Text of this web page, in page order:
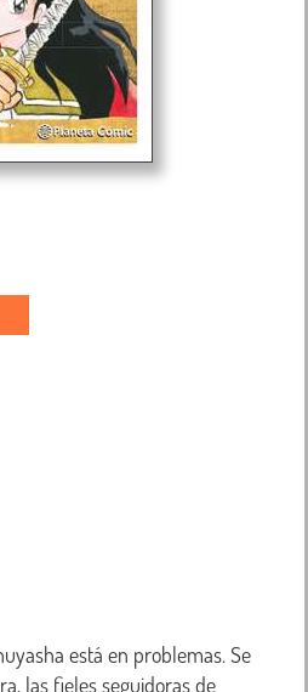
está en problemas. Se
las fieles seguidoras de